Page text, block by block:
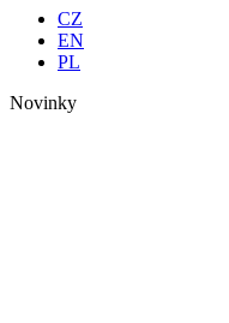
CZ
EN
PL
Novinky